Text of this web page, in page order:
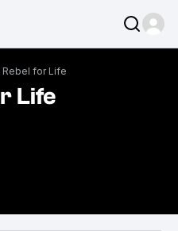
Rebel for Life
Life